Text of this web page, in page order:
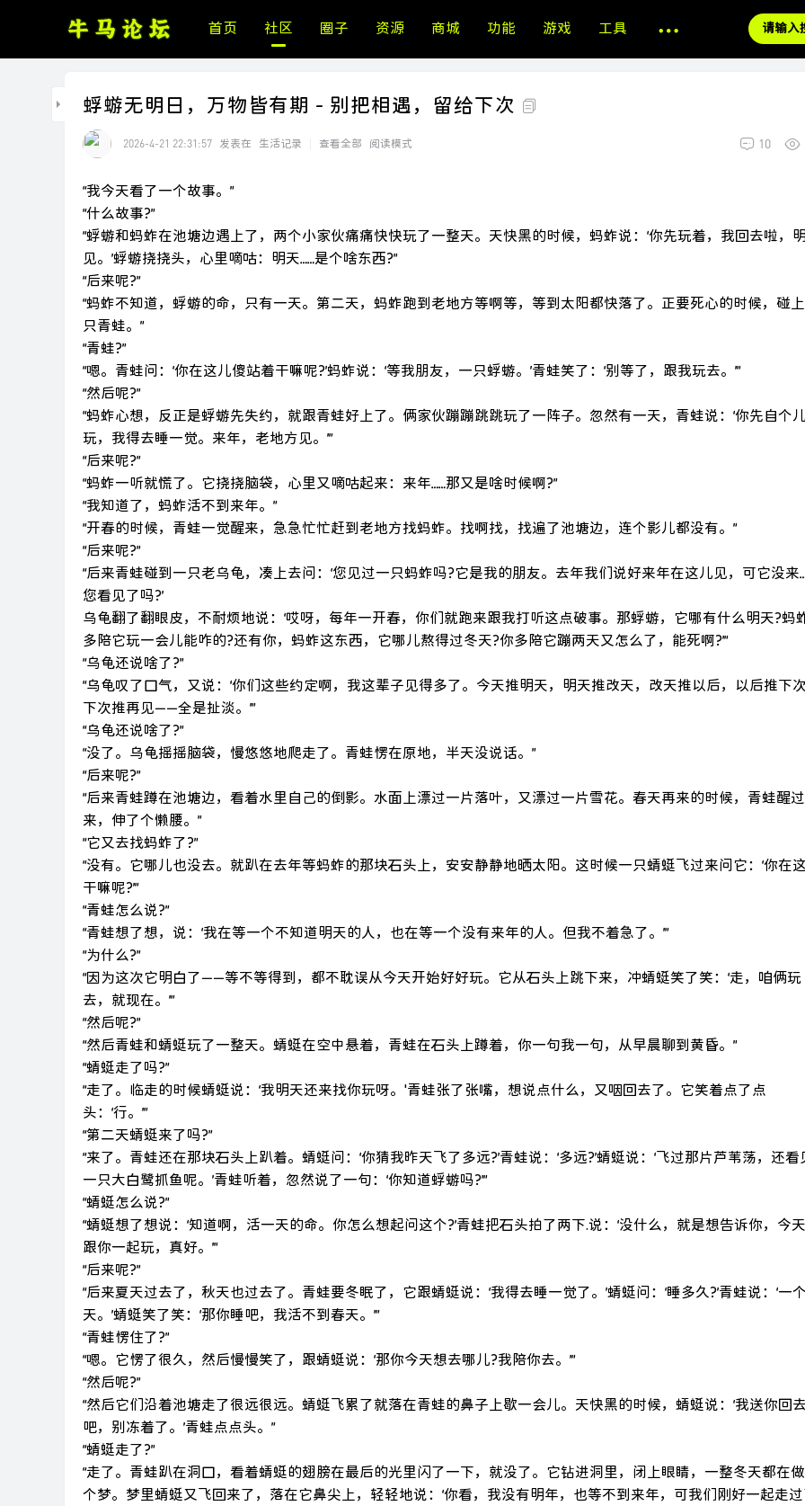
首页 社区 圈子 资源 商城 功能 游戏 工具
蜉蝣无明日，万物皆有期 - 别把相遇，留给下次
10
2026-4-21 22:31:57 发表在 生活记录 查看全部 阅读模式
“我今天看了一个故事。”
“什么故事?”
“蜉蝣和蚂蚱在池塘边遇上了，两个小家伙痛痛快快玩了一整天。天快黑的时候，蚂蚱说：‘你先玩着，我回去啦，
见。’蜉蝣挠挠头，心里嘀咕：明天……是个啥东西?”
“后来呢?”
“蚂蚱不知道，蜉蝣的命，只有一天。第二天，蚂蚱跑到老地方等啊等，等到太阳都快落了。正要死心的时候，碰
只青蛙。”
“青蛙?”
“嗯。青蛙问：‘你在这儿傻站着干嘛呢?’蚂蚱说：‘等我朋友，一只蜉蝣。’青蛙笑了：‘别等了，跟我玩去。’”
“然后呢?”
“蚂蚱心想，反正是蜉蝣先失约，就跟青蛙好上了。俩家伙蹦蹦跳跳玩了一阵子。忽然有一天，青蛙说：‘你先自个
玩，我得去睡一觉。来年，老地方见。’”
“后来呢?”
“蚂蚱一听就慌了。它挠挠脑袋，心里又嘀咕起来：来年……那又是啥时候啊?”
“我知道了，蚂蚱活不到来年。”
“开春的时候，青蛙一觉醒来，急急忙忙赶到老地方找蚂蚱。找啊找，找遍了池塘边，连个影儿都没有。”
“后来呢?”
“后来青蛙碰到一只老乌龟，凑上去问：‘您见过一只蚂蚱吗?它是我的朋友。去年我们说好来年在这儿见，可它没来
您看见了吗?’
乌龟翻了翻眼皮，不耐烦地说：‘哎呀，每年一开春，你们就跑来跟我打听这点破事。那蜉蝣，它哪有什么明天?蚂
多陪它玩一会儿能咋的?还有你，蚂蚱这东西，它哪儿熬得过冬天?你多陪它蹦两天又怎么了，能死啊?’”
“乌龟还说啥了?”
“乌龟叹了口气，又说：‘你们这些约定啊，我这辈子见得多了。今天推明天，明天推改天，改天推以后，以后推下
下次推再见——全是扯淡。’”
“乌龟还说啥了?”
“没了。乌龟摇摇脑袋，慢悠悠地爬走了。青蛙愣在原地，半天没说话。”
“后来呢?”
“后来青蛙蹲在池塘边，看着水里自己的倒影。水面上漂过一片落叶，又漂过一片雪花。春天再来的时候，青蛙醒过
来，伸了个懒腰。”
“它又去找蚂蚱了?”
“没有。它哪儿也没去。就趴在去年等蚂蚱的那块石头上，安安静静地晒太阳。这时候一只蜻蜓飞过来问它：‘你在
干嘛呢?’”
“青蛙怎么说?”
“青蛙想了想，说：‘我在等一个不知道明天的人，也在等一个没有来年的人。但我不着急了。’”
“为什么?”
“因为这次它明白了——等不等得到，都不耽误从今天开始好好玩。它从石头上跳下来，冲蜻蜓笑了笑：‘走，咱俩玩
去，就现在。’”
“然后呢?”
“然后青蛙和蜻蜓玩了一整天。蜻蜓在空中悬着，青蛙在石头上蹲着，你一句我一句，从早晨聊到黄昏。”
“蜻蜓走了吗?”
“走了。临走的时候蜻蜓说：‘我明天还来找你玩呀。'青蛙张了张嘴，想说点什么，又咽回去了。它笑着点了点
头：‘行。’”
“第二天蜻蜓来了吗?”
“来了。青蛙还在那块石头上趴着。蜻蜓问：‘你猜我昨天飞了多远?’青蛙说：‘多远?’蜻蜓说：‘飞过那片芦苇荡，还看
一只大白鹭抓鱼呢。’青蛙听着，忽然说了一句：‘你知道蜉蝣吗?’”
“蜻蜓怎么说?”
“蜻蜓想了想说：‘知道啊，活一天的命。你怎么想起问这个?’青蛙把石头拍了两下.说：‘没什么，就是想告诉你，今
跟你一起玩，真好。’”
“后来呢?”
“后来夏天过去了，秋天也过去了。青蛙要冬眠了，它跟蜻蜓说：‘我得去睡一觉了。’蜻蜓问：‘睡多久?’青蛙说：‘一
天。’蜻蜓笑了笑：‘那你睡吧，我活不到春天。’”
“青蛙愣住了?”
“嗯。它愣了很久，然后慢慢笑了，跟蜻蜓说：‘那你今天想去哪儿?我陪你去。’”
“然后呢?”
“然后它们沿着池塘走了很远很远。蜻蜓飞累了就落在青蛙的鼻子上歇一会儿。天快黑的时候，蜻蜓说：‘我送你回
吧，别冻着了。’青蛙点点头。”
“蜻蜓走了?”
“走了。青蛙趴在洞口，看着蜻蜓的翅膀在最后的光里闪了一下，就没了。它钻进洞里，闭上眼睛，一整冬天都在
个梦。梦里蜻蜓又飞回来了，落在它鼻尖上，轻轻地说：‘你看，我没有明年，也等不到来年，可我们刚好一起走